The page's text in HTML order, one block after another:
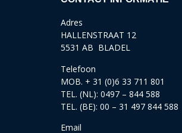
Adres
HALLENSTRAAT 12
5531 AB BLADEL
Telefoon
MOB. + 31 (0)6 33 711 801
TEL. (NL): 0497 – 844 588
TEL. (BE): 00 – 31 497 844 588
Email